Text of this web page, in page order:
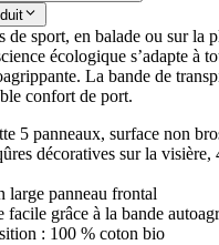
de sport, en balade ou sur la
écologique s’adapte à
La bande de
confort de port.
5 panneaux, surface non
décoratives sur la visière,
large panneau frontal
facile grâce à la bande
: 100 % coton bio